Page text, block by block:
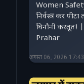
Women
निर्वस्त्र कर
घिनौनी
Prahar
अगस्त 06, 2026